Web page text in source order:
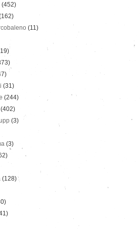
(452)
(11)
(31)
(244)
(402)
(3)
(3)
(128)